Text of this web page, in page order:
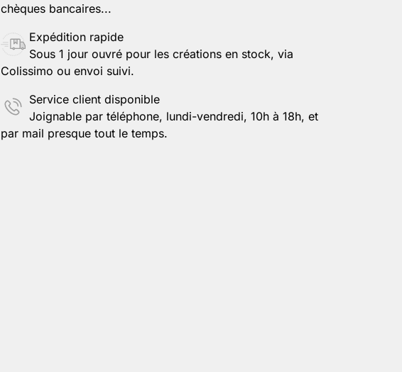
Enregistrer la personnalisation
chèques bancaires...
Expédition rapide
Sous 1 jour ouvré pour les créations en stock, via
Colissimo ou envoi suivi.
Service client disponible
Joignable par téléphone, lundi-vendredi, 10h à 18h, et
par mail presque tout le temps.